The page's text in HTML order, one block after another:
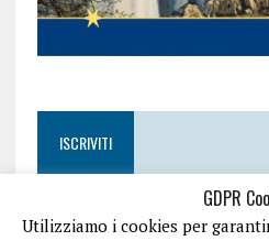
ISCRIVITI
GDPR
Utilizziamo i cookies per